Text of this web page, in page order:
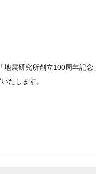
震研究所創立100周年記念
たします。